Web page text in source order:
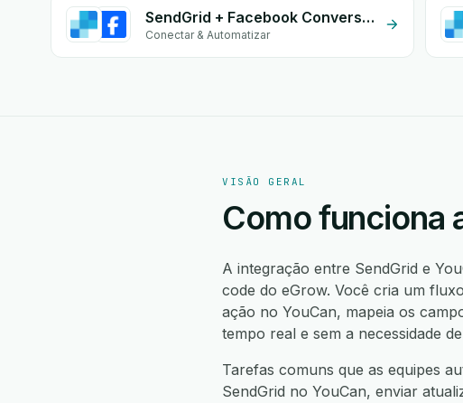
SendGrid + Facebook Conversion API (CAPI)
Conectar & Automatizar
VISÃO GERAL
Como funciona
A integração entre SendGrid e
code do eGrow. Você cria um
ação no YouCan, mapeia os
tempo real e sem a necessidade
Tarefas comuns que as equipes
SendGrid no YouCan, enviar